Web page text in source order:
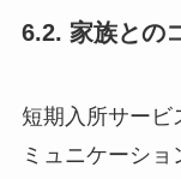
6.2. 家族との
短期入所サービ
ミュニケーシ